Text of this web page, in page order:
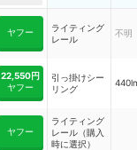
ヤフー
ライティング
レール
不明
22,550円
ヤフー
引っ掛けシー
リング
ヤフー
ライティング
レール（購入
時に選択）